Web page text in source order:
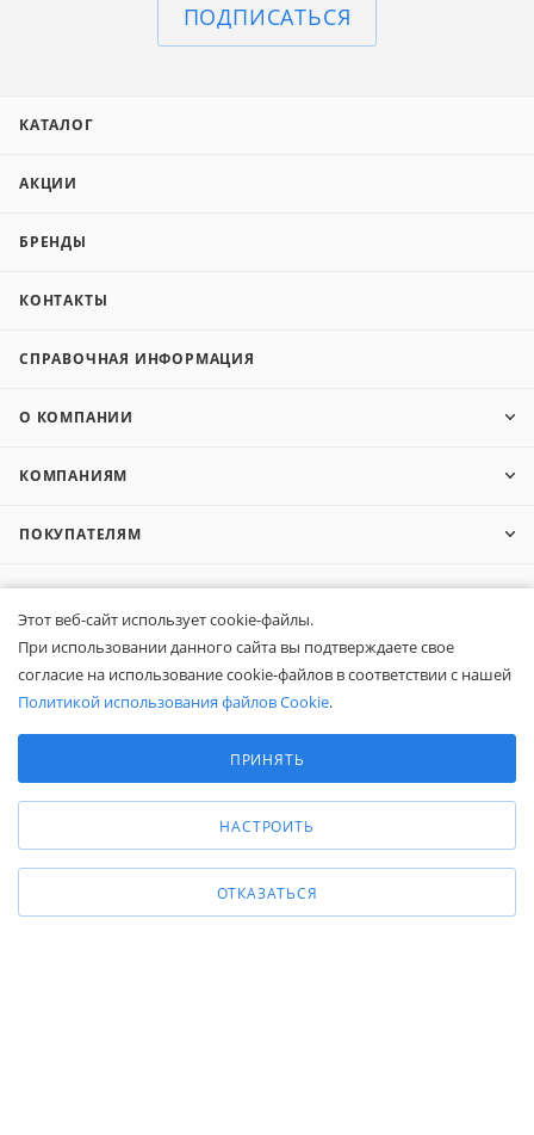
ПОДПИСАТЬСЯ
КАТАЛОГ
АКЦИИ
БРЕНДЫ
КОНТАКТЫ
СПРАВОЧНАЯ ИНФОРМАЦИЯ
О КОМПАНИИ
КОМПАНИЯМ
ПОКУПАТЕЛЯМ
8 (800) 600-95-10
zakaz@belapex.ru
г. Москва, ул. Промышленная, д. 11
Этот веб-сайт использует cookie-файлы.
При использовании данного сайта вы подтверждаете свое
согласие на использование cookie-файлов в соответствии с нашей
Политикой использования файлов Cookie.
Аналитические/Функциональные
ПРИНЯТЬ
НАСТРОИТЬ
ОТКАЗАТЬСЯ